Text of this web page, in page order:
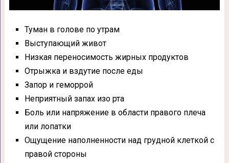
Туман в голове по утрам
Выступающий живот
Низкая переносимость жирных продуктов
Отрыжка и вздутие после еды
Запор и геморрой
Неприятный запах изо рта
Боль или напряжение в области правого плеча
или лопатки
Ощущение наполненности над грудной клеткой с
правой стороны